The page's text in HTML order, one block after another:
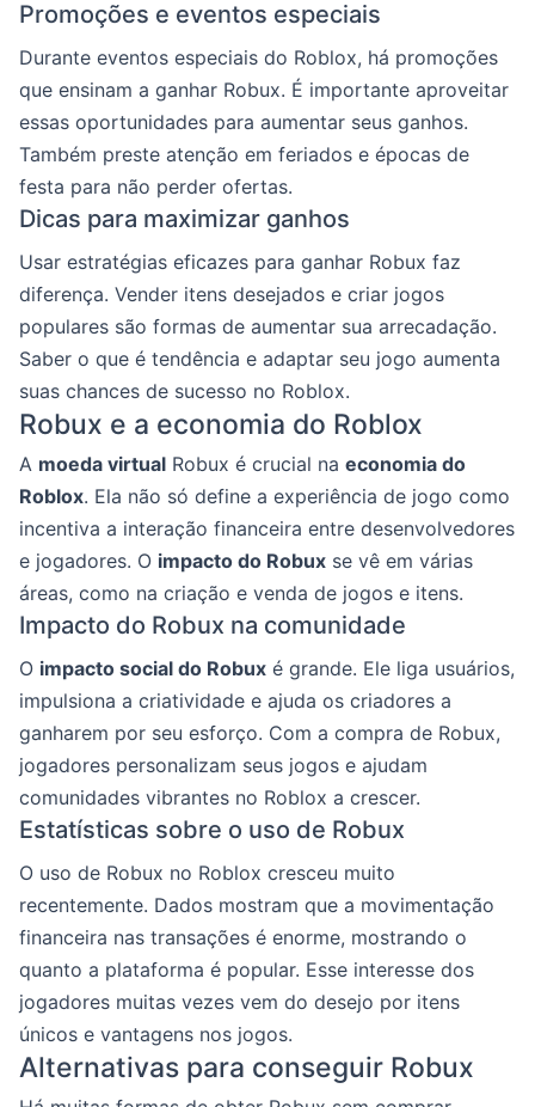
Promoções e eventos especiais
Durante eventos especiais do Roblox, há promoções
que ensinam a ganhar Robux. É importante aproveitar
essas oportunidades para aumentar seus ganhos.
Também preste atenção em feriados e épocas de
festa para não perder ofertas.
Dicas para maximizar ganhos
Usar estratégias eficazes para ganhar Robux faz
diferença. Vender itens desejados e criar jogos
populares são formas de aumentar sua arrecadação.
Saber o que é tendência e adaptar seu jogo aumenta
suas chances de sucesso no Roblox.
Robux e a economia do Roblox
A moeda virtual Robux é crucial na economia do
Roblox. Ela não só define a experiência de jogo como
incentiva a interação financeira entre desenvolvedores
e jogadores. O impacto do Robux se vê em várias
áreas, como na criação e venda de jogos e itens.
Impacto do Robux na comunidade
O impacto social do Robux é grande. Ele liga usuários,
impulsiona a criatividade e ajuda os criadores a
ganharem por seu esforço. Com a compra de Robux,
jogadores personalizam seus jogos e ajudam
comunidades vibrantes no Roblox a crescer.
Estatísticas sobre o uso de Robux
O uso de Robux no Roblox cresceu muito
recentemente. Dados mostram que a movimentação
financeira nas transações é enorme, mostrando o
quanto a plataforma é popular. Esse interesse dos
jogadores muitas vezes vem do desejo por itens
únicos e vantagens nos jogos.
Alternativas para conseguir Robux